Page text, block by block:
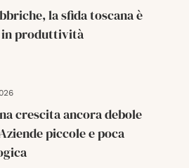
la sfida toscana è
in produttività
crescita ancora debole
piccole e poca